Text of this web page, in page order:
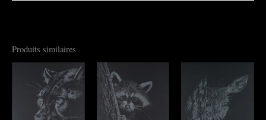
Produits similaires